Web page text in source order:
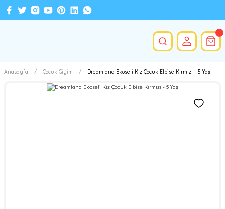
Anasayfa Çocuk Giyim Dreamland Ekoseli Kız Çocuk Elbise Kırmızı - 5 Yaş